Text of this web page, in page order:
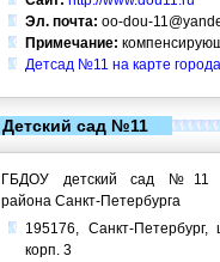
Эл. почта: oo-dou-
Примечание:
Детсад №11 на карте
Детский сад №11
ГБДОУ детский сад №11
района Санкт-Петербурга
195176, Санкт-
корп. 3